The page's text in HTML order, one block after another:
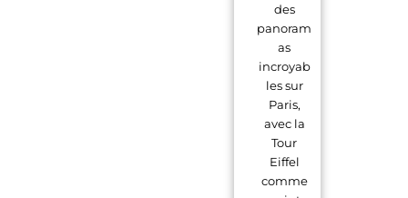
des
panoram
as
incroyab
les sur
Paris,
avec la
Tour
Eiffel
comme